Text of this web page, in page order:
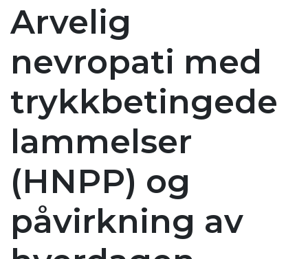
Arvelig
nevropati med
trykkbetingede
lammelser
(HNPP) og
påvirkning av